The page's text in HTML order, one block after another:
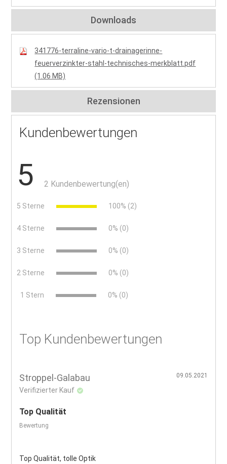
Downloads
341776-terraline-vario-t-drainagerinne-
feuerverzinkter-stahl-technisches-merkblatt.pdf
(1.06 MB)
Rezensionen
Kundenbewertungen
5 2 Kundenbewertung(en)
5 Sterne 100% (2)
4 Sterne 0% (0)
3 Sterne 0% (0)
2 Sterne 0% (0)
1 Stern 0% (0)
Top Kundenbewertungen
Stroppel-Galabau
Verifizierter Kauf
09.05.2021
Top Qualität
Bewertung
Top Qualität, tolle Optik